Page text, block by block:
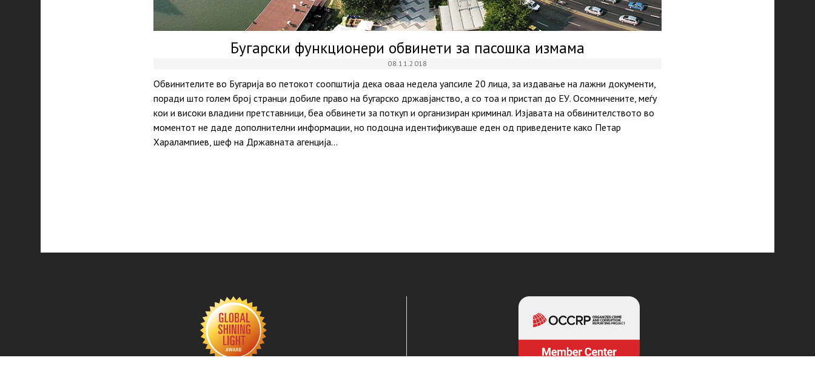
Бугарски функционери обвинети за пасошка измама
08.11.2018
Обвинителите во Бугарија во петокот соопштија дека оваа недела уапсиле 20 лица, за издавање на лажни документи,
поради што голем број странци добиле право на бугарско државјанство, а со тоа и пристап до ЕУ. Осомничените, меѓу
кои и високи владини претставници, беа обвинети за поткуп и организиран криминал. Изјавата на обвинителството во
моментот не даде дополнителни информации, но подоцна идентификуваше еден од приведените како Петар
Харалампиев, шеф на Државната агенција…